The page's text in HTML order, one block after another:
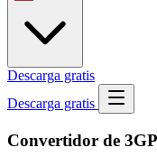
Descarga gratis
Descarga gratis
Convertidor de